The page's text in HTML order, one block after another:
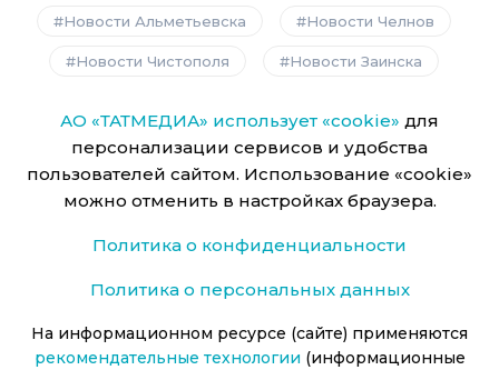
Новости Альметьевска Новости Челнов
Новости Чистополя Новости Заинска
АО «ТАТМЕДИА» использует «cookie» для
персонализации сервисов и удобства
пользователей сайтом. Использование «cookie»
можно отменить в настройках браузера.
Политика о конфиденциальности
Политика о персональных данных
На информационном ресурсе (сайте) применяются
рекомендательные технологии (информационные